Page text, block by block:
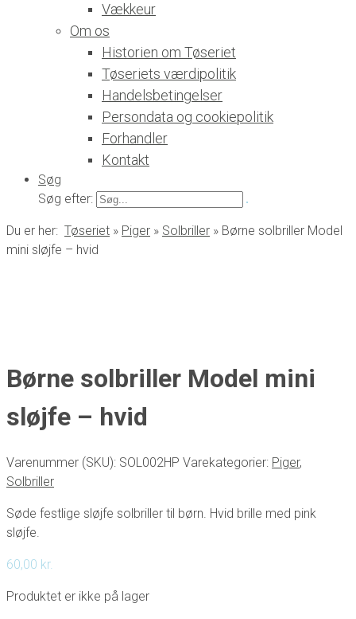
Vækkeur
Om os
Historien om Tøseriet
Tøseriets værdipolitik
Handelsbetingelser
Persondata og cookiepolitik
Forhandler
Kontakt
Søg
Søg efter:
Du er her: Tøseriet » Piger » Solbriller » Børne solbriller Model
mini sløjfe – hvid
Børne solbriller Model mini
sløjfe – hvid
Varenummer (SKU): SOL002HP Varekategorier: Piger,
Solbriller
Søde festlige sløjfe solbriller til børn. Hvid brille med pink
sløjfe.
60,00 kr.
Produktet er ikke på lager